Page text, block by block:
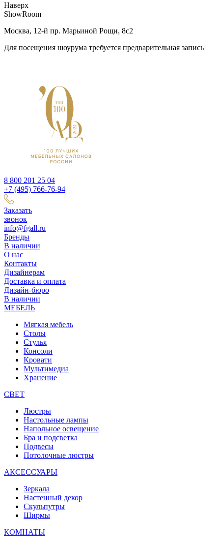
Наверх
ShowRoom
Москва, 12-й пр. Марьиной Рощи, 8с2
Для посещения шоурума требуется предварительная запись
8 800 201 25 04
+7 (495) 766-76-94
Заказать
звонок
info@fgall.ru
Бренды
В наличии
О нас
Контакты
Дизайнерам
Доставка и оплата
Дизайн-бюро
В наличии
МЕБЕЛЬ
Мягкая мебель
Столы
Стулья
Консоли
Кровати
Мультимедиа
Хранение
СВЕТ
Люстры
Настольные лампы
Напольное освещение
Бра и подсветка
Подвесы
Потолочные люстры
АКСЕССУАРЫ
Зеркала
Настенный декор
Скульпутры
Ширмы
КОМНАТЫ